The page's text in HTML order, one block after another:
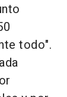
todo".